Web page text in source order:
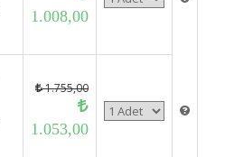
1.008,00
1.755,00
1.053,00